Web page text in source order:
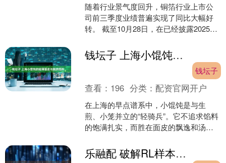
随着行业景气度回升，铜箔行业上市公
司前三季度业绩普遍实现了同比大幅好
转。 截至10月28日，在已经披露2025年
箔、德福科技、....
钱坛子 上海小馄饨的轻薄面皮与鲜肉馅料
钱坛子
查看： 196 分类：配资官网开户
在上海的早点谱系中，小馄饨是与生
煎、小笼并立的“轻骑兵”。它不追求馅料
的饱满扎实，而胜在面皮的飘逸和汤头
海小馄饨的面皮，是真....
乐融配 破解RL样本效率难题！让AI一次性提炼环境常识，后续零调用成本